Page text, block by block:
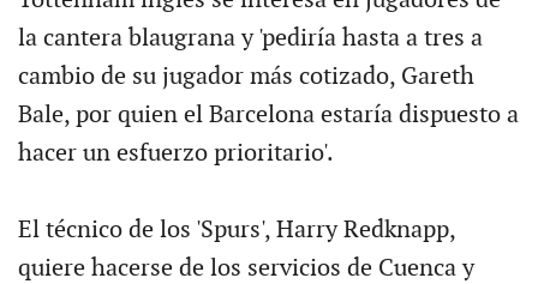
la cantera blaugrana y 'pediría hasta a tres a
cambio de su jugador más cotizado, Gareth
Bale, por quien el Barcelona estaría dispuesto a
hacer un esfuerzo prioritario'.
El técnico de los 'Spurs', Harry Redknapp,
quiere hacerse de los servicios de Cuenca y